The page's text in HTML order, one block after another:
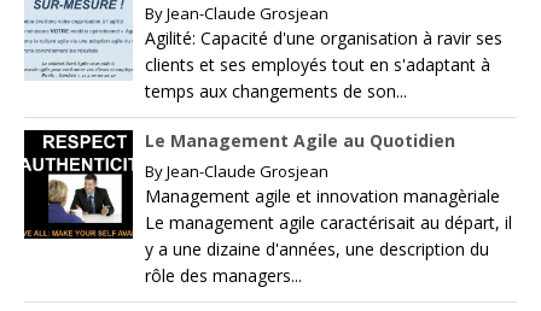
ByJean-Claude Grosjean
Agilité: Capacité d'une organisation à ravir ses
clients et ses employés tout en s'adaptant à
temps aux changements de son...
Le Management Agile au Quotidien
ByJean-Claude Grosjean
Management agile et innovation managèriale
Le management agile caractérisait au départ, il
y a une dizaine d'années, une description du
rôle des managers...